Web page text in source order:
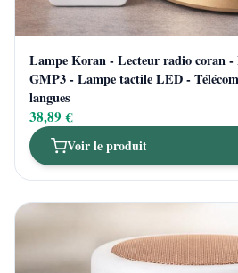
Lampe Koran - Lecteur radio coran
GMP3 - Lampe tactile LED -
langues
38,89 €
Voir le produit